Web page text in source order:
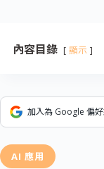
內容目錄 顯示
加入為 Google 偏
AI 應用